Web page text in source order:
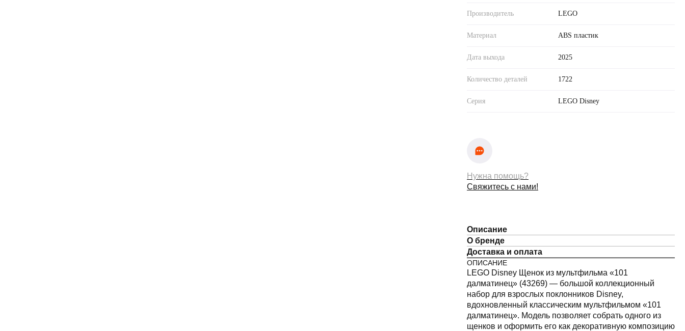
Производитель LEGO
Материал ABS пластик
Дата выхода 2025
Количество деталей 1722
Серия LEGO Disney
Нужна помощь?
Свяжитесь с нами!
Описание
О бренде
Доставка и оплата
ОПИСАНИЕ
LEGO Disney Щенок из мультфильма «101
далматинец» (43269) — большой коллекционный
набор для взрослых поклонников Disney,
вдохновленный классическим мультфильмом «101
далматинец». Модель позволяет собрать одного из
щенков и оформить его как декоративную композицию